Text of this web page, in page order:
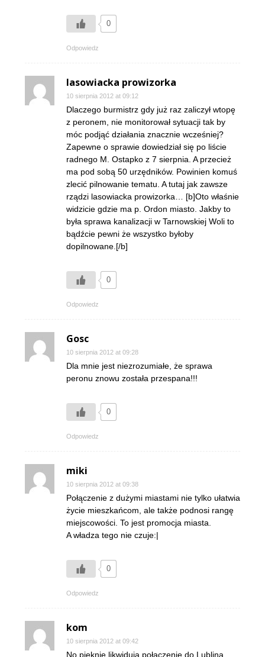
0
Odpowiedz
lasowiacka prowizorka
10 sierpnia 2012 at 09:12
Dlaczego burmistrz gdy już raz zaliczył wtopę
z peronem, nie monitorował sytuacji tak by
móc podjąć działania znacznie wcześniej?
Zapewne o sprawie dowiedział się po liście
radnego M. Ostapko z 7 sierpnia. A przecież
ma pod sobą 50 urzędników. Powinien komuś
zlecić pilnowanie tematu. A tutaj jak zawsze
rządzi lasowiacka prowizorka… [b]Oto właśnie
widzicie gdzie ma p. Ordon miasto. Jakby to
była sprawa kanalizacji w Tarnowskiej Woli to
bądźcie pewni że wszystko byłoby
dopilnowane.[/b]
0
Odpowiedz
Gosc
10 sierpnia 2012 at 09:28
Dla mnie jest niezrozumiałe, że sprawa
peronu znowu została przespana!!!
0
Odpowiedz
miki
10 sierpnia 2012 at 09:38
Połączenie z dużymi miastami nie tylko ułatwia
życie mieszkańcom, ale także podnosi rangę
miejscowości. To jest promocja miasta.
A władza tego nie czuje:|
0
Odpowiedz
kom
10 sierpnia 2012 at 09:42
No pięknie likwidują połączenie do Lublina.